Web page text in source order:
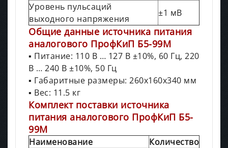
Уровень пульсаций
выходного напряжения
±1 мВ
Общие данные источника питания
аналогового ПрофКиП Б5-99М
▪ Питание: 110 В … 127 В ±10%, 60 Гц, 220
В … 240 В ±10%, 50 Гц
▪ Габаритные размеры: 260х160х340 мм
▪ Вес: 11.5 кг
Комплект поставки источника
питания аналогового ПрофКиП Б5-
99М
Наименование
Количество